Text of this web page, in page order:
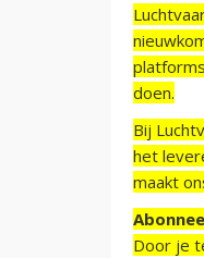
doen.
Bij
het
maakt
Door je